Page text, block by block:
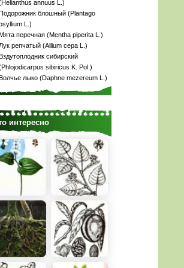
annuus L.)
блошный (Plantago
L.)
перечная (Mentha piperita L.)
репчатый (Allium сера L.)
сибирский
sibiricus K. Pol.)
лыко (Daphne mezereum L.)
интересно